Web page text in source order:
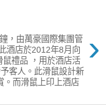
›
，由萬豪國際集團管
酒店於2012年8月向
禮品 ，用於酒店活
客人。此滑鼠設計新
。而滑鼠上印上酒店